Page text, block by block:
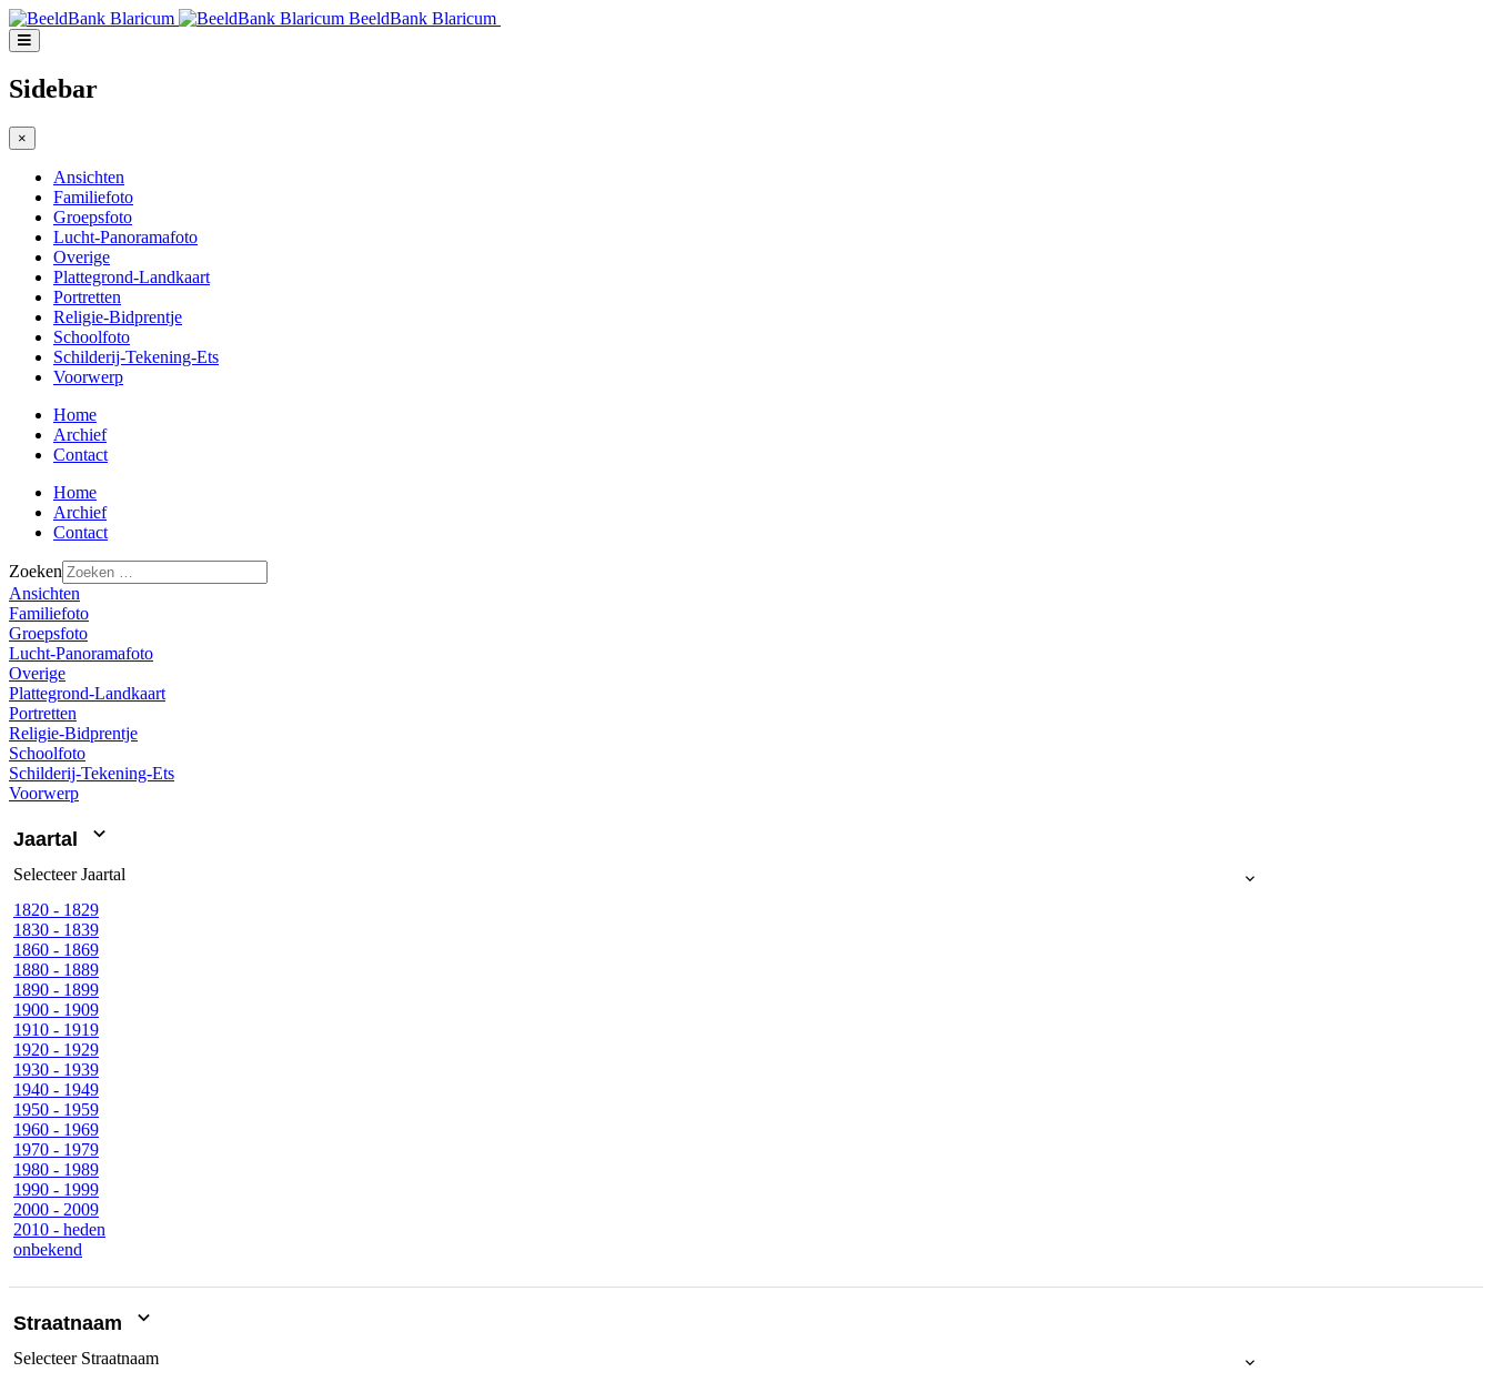
BeeldBank Blaricum
Sidebar
×
Ansichten
Familiefoto
Groepsfoto
Lucht-Panoramafoto
Overige
Plattegrond-Landkaart
Portretten
Religie-Bidprentje
Schoolfoto
Schilderij-Tekening-Ets
Voorwerp
Home
Archief
Contact
Home
Archief
Contact
Zoeken
Ansichten
Familiefoto
Groepsfoto
Lucht-Panoramafoto
Overige
Plattegrond-Landkaart
Portretten
Religie-Bidprentje
Schoolfoto
Schilderij-Tekening-Ets
Voorwerp
Jaartal
SelecteerJaartal
1820 - 1829
1830 - 1839
1860 - 1869
1880 - 1889
1890 - 1899
1900 - 1909
1910 - 1919
1920 - 1929
1930 - 1939
1940 - 1949
1950 - 1959
1960 - 1969
1970 - 1979
1980 - 1989
1990 - 1999
2000 - 2009
2010 - heden
onbekend
Straatnaam
SelecteerStraatnaam